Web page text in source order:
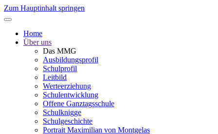
Zum Hauptinhalt springen
Home
Über uns
Das MMG
Ausbildungsprofil
Schulprofil
Leitbild
Werteerziehung
Schulentwicklung
Offene Ganztagsschule
Schulknigge
Schulgeschichte
Portrait Maximilian von Montgelas